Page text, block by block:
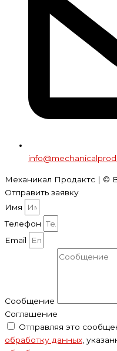
Механикал Продактс | ©
Отправить заявку
Имя
Телефон
Email
Сообщение
Соглашение
Отправляя это
обработку данных ,